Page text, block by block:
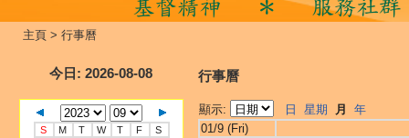
主頁 > 行事曆
今日 : 2026-08-08
S M T W T F
S
行事曆
顯示: 日 星期 月
年
01/9 (Fri)